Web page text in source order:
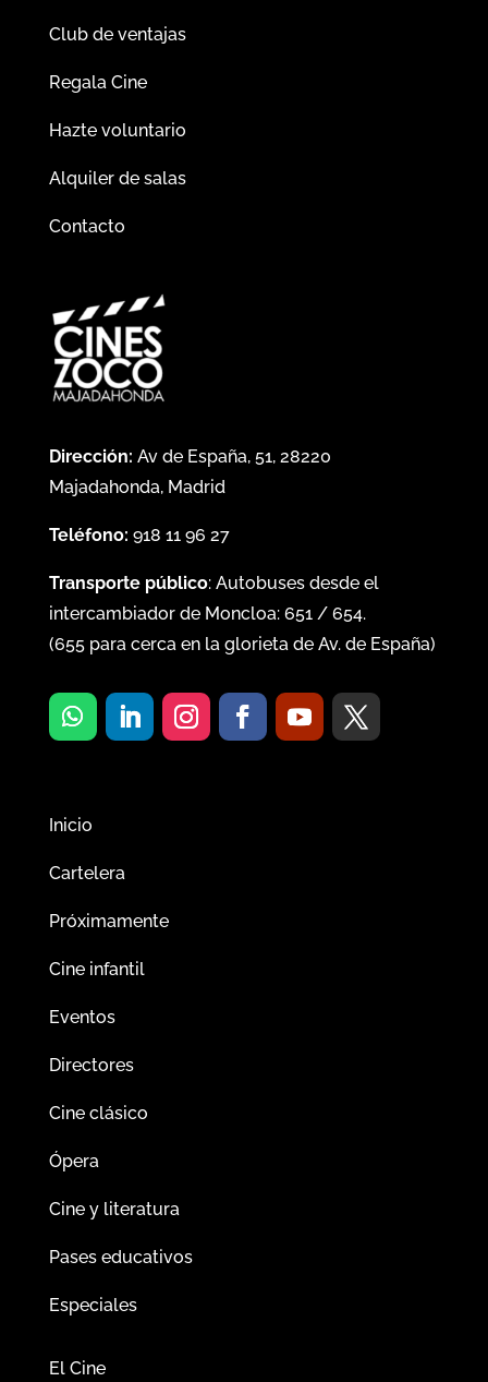
Club de ventajas
Regala Cine
Hazte voluntario
Alquiler de salas
Contacto
Dirección: Av de España, 51, 28220
Majadahonda, Madrid
Teléfono: 918 11 96 27
Transporte público: Autobuses desde el
intercambiador de Moncloa: 651/ 654.
(655para cerca en la glorieta de Av. de España)
Inicio
Cartelera
Próximamente
Cine infantil
Eventos
Directores
Cine clásico
Ópera
Cine y literatura
Pases educativos
Especiales
El Cine